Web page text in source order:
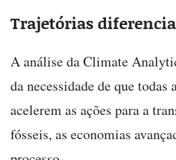
Trajetórias
A análise da Climate
da necessidade de que todas
acelerem as ações para a
fósseis, as economias